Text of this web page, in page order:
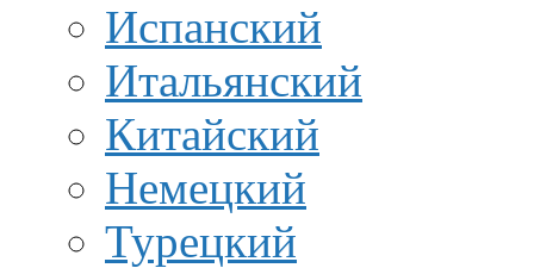
Испанский
Итальянский
Китайский
Немецкий
Турецкий